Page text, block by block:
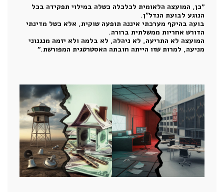
"כן, המועצה הלאומית לכלכלה כשלה במילוי תפקידה בכל
הנוגע לבועת הנדל״ן.
בועה בהיקף מערכתי איננה תופעה שוקית, אלא כשל מדינתי
הדורש אחריות ממשלתית ברורה.
המועצה לא התריעה, לא ניהלה, לא בלמה ולא יזמה מנגנוני
מניעה, למרות שזו הייתה חובתה האסטרטגית המפורשת."